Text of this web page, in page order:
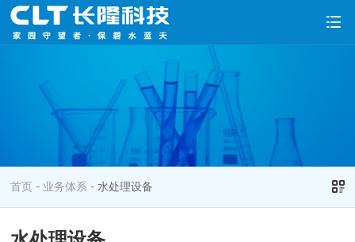
首页 - 业务体系 - 水处理设备